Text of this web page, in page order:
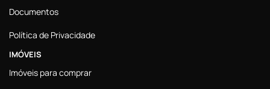
Documentos
Política de Privacidade
IMÓVEIS
Imóveis para comprar